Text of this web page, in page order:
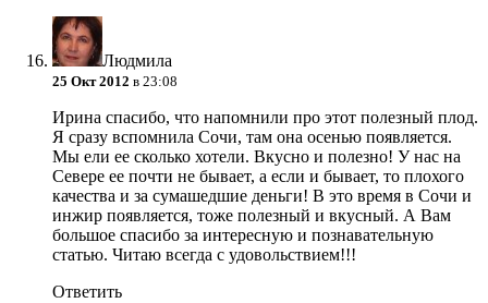
Людмила
25 Окт 2012 в 23:08
Ирина спасибо, что напомнили про этот полезный плод.
Я сразу вспомнила Сочи, там она осенью появляется.
Мы ели ее сколько хотели. Вкусно и полезно! У нас на
Севере ее почти не бывает, а если и бывает, то плохого
качества и за сумашедшие деньги! В это время в Сочи и
инжир появляется, тоже полезный и вкусный. А Вам
большое спасибо за интересную и познавательную
статью. Читаю всегда с удовольствием!!!
Ответить